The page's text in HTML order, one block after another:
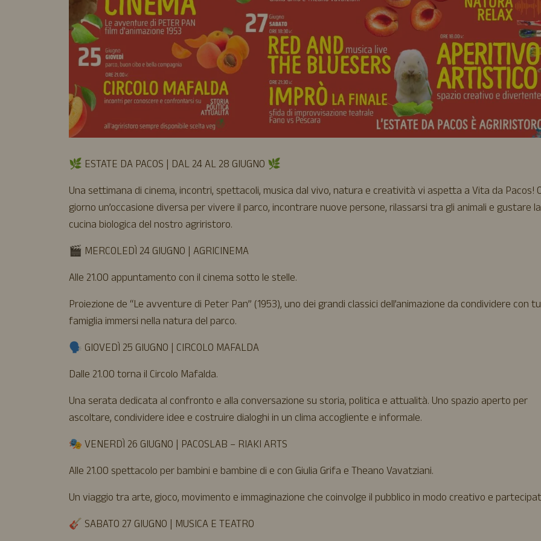
🌿 ESTATE DA PACOS | DAL 24 AL 28 GIUGNO 🌿
Una settimana di cinema, incontri, spettacoli, musica dal vivo, natura e creatività vi aspetta a Vita da Pacos!
giorno un’occasione diversa per vivere il parco, incontrare nuove persone, rilassarsi tra gli animali e gustare la
cucina biologica del nostro agriristoro.
🎬 MERCOLEDÌ 24 GIUGNO | AGRICINEMA
Alle 21.00 appuntamento con il cinema sotto le stelle.
Proiezione de “Le avventure di Peter Pan” (1953), uno dei grandi classici dell’animazione da condividere con
famiglia immersi nella natura del parco.
🗣️ GIOVEDÌ 25 GIUGNO | CIRCOLO MAFALDA
Dalle 21.00 torna il Circolo Mafalda.
Una serata dedicata al confronto e alla conversazione su storia, politica e attualità. Uno spazio aperto per
ascoltare, condividere idee e costruire dialoghi in un clima accogliente e informale.
🎭 VENERDÌ 26 GIUGNO | PACOSLAB – RIAKI ARTS
Alle 21.00 spettacolo per bambini e bambine di e con Giulia Grifa e Theano Vavatziani.
Un viaggio tra arte, gioco, movimento e immaginazione che coinvolge il pubblico in modo creativo e
🎸 SABATO 27 GIUGNO | MUSICA E TEATRO